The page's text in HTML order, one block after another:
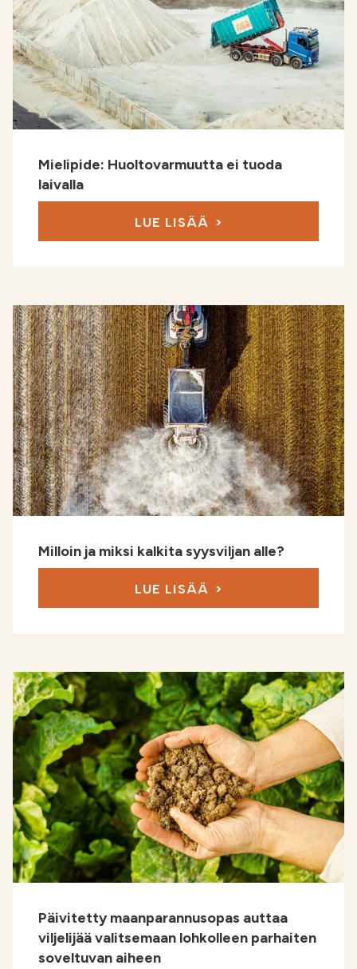
Mielipide: Huoltovarmuutta ei tuoda
laivalla
LUE LISÄÄ
Milloin ja miksi kalkita syysviljan alle?
LUE LISÄÄ
Päivitetty maanparannusopas auttaa
viljelijää valitsemaan lohkolleen parhaiten
soveltuvan aiheen